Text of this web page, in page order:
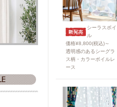
シーラスボイ
ル
価格¥8,800(税込)～
透明感のあるシーグラ
ス柄・カラーボイルレ
ース